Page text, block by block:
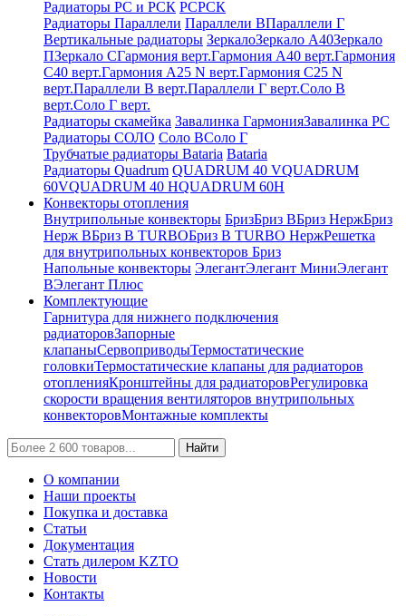
Радиаторы РС и РСК РСРСК
Радиаторы Параллели Параллели ВПараллели Г
Вертикальные радиаторы ЗеркалоЗеркало А40Зеркало
ПЗеркало СГармония верт.Гармония А40 верт.Гармония
С40 верт.Гармония А25 N верт.Гармония С25 N
верт.Параллели В верт.Параллели Г верт.Соло В
верт.Соло Г верт.
Радиаторы скамейка Завалинка ГармонияЗавалинка РС
Радиаторы СОЛО Соло ВСоло Г
Трубчатые радиаторы Bataria Bataria
Радиаторы Quadrum QUADRUM 40 VQUADRUM
60VQUADRUM 40 HQUADRUM 60H
Конвекторы отопления
Внутрипольные конвекторы БризБриз ВБриз НержБриз
Нерж ВБриз В TURBOБриз В TURBO НержРешетка
для внутрипольных конвекторов Бриз
Напольные конвекторы ЭлегантЭлегант МиниЭлегант
ВЭлегант Плюс
Комплектующие
Гарнитура для нижнего подключения
радиаторовЗапорные
клапаныСервоприводыТермостатические
головкиТермостатические клапаны для радиаторов
отопленияКронштейны для радиаторовРегулировка
скорости вращения вентиляторов внутрипольных
конвекторовМонтажные комплекты
Найти
О компании
Наши проекты
Покупка и доставка
Статьи
Документация
Стать дилером KZTO
Новости
Контакты